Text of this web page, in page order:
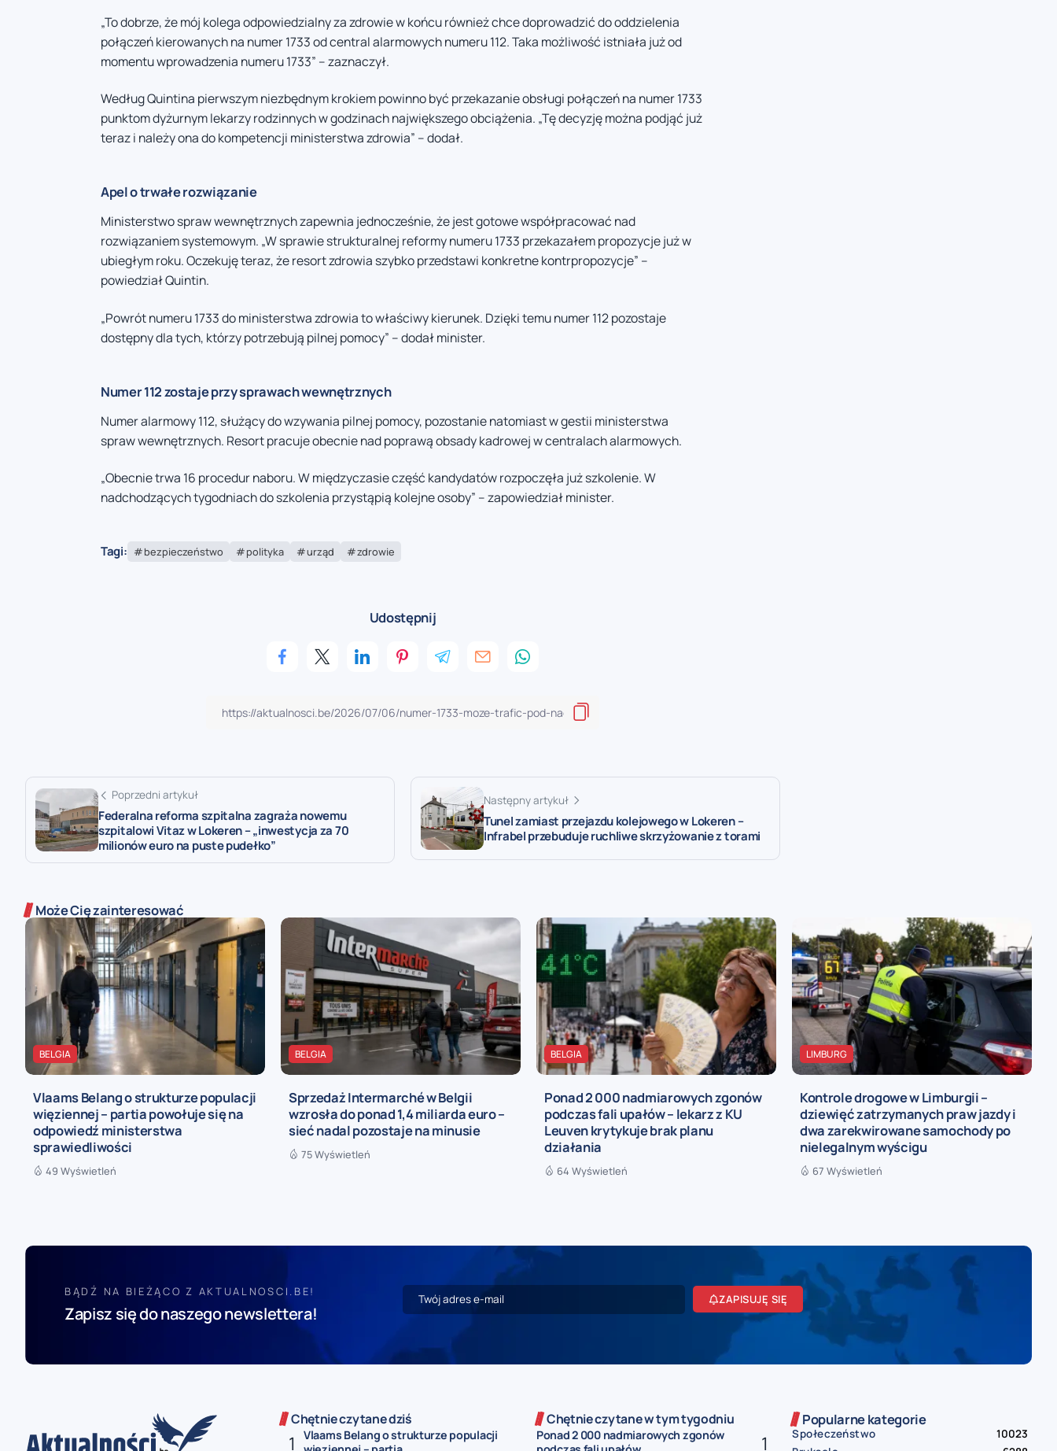
„To dobrze, że mój kolega odpowiedzialny za zdrowie w końcu również chce doprowadzić do oddzielenia
połączeń kierowanych na numer 1733 od central alarmowych numeru 112. Taka możliwość istniała już od
momentu wprowadzenia numeru 1733” – zaznaczył.
Według Quintina pierwszym niezbędnym krokiem powinno być przekazanie obsługi połączeń na numer 1733
punktom dyżurnym lekarzy rodzinnych w godzinach największego obciążenia. „Tę decyzję można podjąć już
teraz i należy ona do kompetencji ministerstwa zdrowia” – dodał.
Apel o trwałe rozwiązanie
Ministerstwo spraw wewnętrznych zapewnia jednocześnie, że jest gotowe współpracować nad
rozwiązaniem systemowym. „W sprawie strukturalnej reformy numeru 1733 przekazałem propozycje już w
ubiegłym roku. Oczekuję teraz, że resort zdrowia szybko przedstawi konkretne kontrpropozycje” –
powiedział Quintin.
„Powrót numeru 1733 do ministerstwa zdrowia to właściwy kierunek. Dzięki temu numer 112 pozostaje
dostępny dla tych, którzy potrzebują pilnej pomocy” – dodał minister.
Numer 112 zostaje przy sprawach wewnętrznych
Numer alarmowy 112, służący do wzywania pilnej pomocy, pozostanie natomiast w gestii ministerstwa
spraw wewnętrznych. Resort pracuje obecnie nad poprawą obsady kadrowej w centralach alarmowych.
„Obecnie trwa 16 procedur naboru. W międzyczasie część kandydatów rozpoczęła już szkolenie. W
nadchodzących tygodniach do szkolenia przystąpią kolejne osoby” – zapowiedział minister.
Tagi: bezpieczeństwo polityka urząd zdrowie
Udostępnij
Poprzedni artykuł
Federalna reforma szpitalna zagraża nowemu
szpitalowi Vitaz w Lokeren – „inwestycja za 70
milionów euro na puste pudełko”
Następny artykuł
Tunel zamiast przejazdu kolejowego w Lokeren –
Infrabel przebuduje ruchliwe skrzyżowanie z torami
Może Cię zainteresować
BELGIA
Vlaams Belang o strukturze populacji
więziennej – partia powołuje się na
odpowiedź ministerstwa
sprawiedliwości
49 Wyświetleń
BELGIA
Sprzedaż Intermarché w Belgii
wzrosła do ponad 1,4 miliarda euro –
sieć nadal pozostaje na minusie
75 Wyświetleń
BELGIA
Ponad 2 000 nadmiarowych zgonów
podczas fali upałów – lekarz z KU
Leuven krytykuje brak planu
działania
64 Wyświetleń
LIMBURG
Kontrole drogowe w Limburgii –
dziewięć zatrzymanych praw jazdy i
dwa zarekwirowane samochody po
nielegalnym wyścigu
67 Wyświetleń
BĄDŹ NA BIEŻĄCO Z AKTUALNOSCI.BE!
Zapisz się do naszego newslettera!
ZAPISUJĘ SIĘ
Chętnie czytane dziś
Vlaams Belang o strukturze populacji
Chętnie czytane w tym tygodniu
Ponad 2 000 nadmiarowych zgonów
Popularne kategorie
Społeczeństwo
10023